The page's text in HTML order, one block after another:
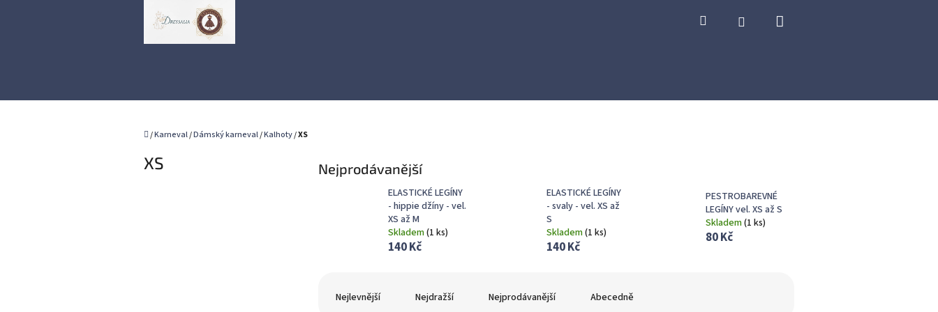
Hledat Přihlášení
Domů
/Karneval/Dámský karneval/Kalhoty/XS
XS Nejprodávanější
ELASTICKÉ LEGÍNY
- hippie džíny - vel.
XS až M
Skladem(1 ks)
140 Kč
ELASTICKÉ LEGÍNY
- svaly - vel. XS až
S
Skladem(1 ks)
140 Kč
PESTROBAREVNÉ
LEGÍNY vel. XS až S
Skladem(1 ks)
80 Kč
Nejlevnější Nejdražší Nejprodávanější Abecedně